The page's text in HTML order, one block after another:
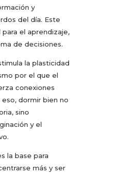
y
del día. Este
el aprendizaje,
de decisiones.
la plasticidad
por el que el
conexiones
dormir bien no
sino
y el
la base para
más y ser